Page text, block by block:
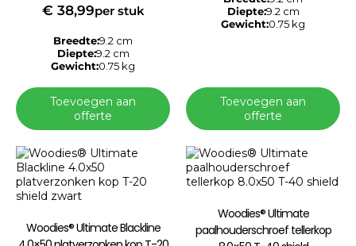
€ 38,99per stuk
Breedte:9.2 cm
Diepte:9.2 cm
Gewicht:0.75 kg
Toevoegen aan
offerte
Diepte:9.2 cm
Gewicht:0.75 kg
Toevoegen aan
offerte
Woodies® Ultimate Blackline
Woodies® Ultimate
paalhouderschroef tellerkop